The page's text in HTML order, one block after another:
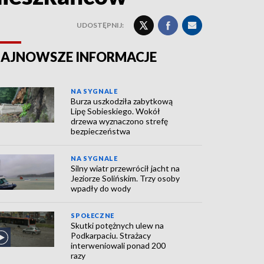
UDOSTĘPNIJ:
INFORMACJE
NA SYGNALE
Burza uszkodziła zabytkową
Lipę Sobieskiego. Wokół
drzewa wyznaczono strefę
bezpieczeństwa
NA SYGNALE
Silny wiatr przewrócił jacht na
Jeziorze Solińskim. Trzy osoby
wpadły do wody
SPOŁECZNE
Skutki potężnych ulew na
Podkarpaciu. Strażacy
interweniowali ponad 200
razy